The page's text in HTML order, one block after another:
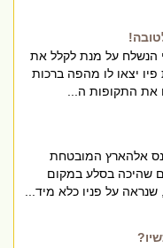
הנשלח על מנת לקלל את
יצאו לו מהפה ברכות
את התקופות ה...
אלהארץ המובטחת
שהיכה בסלע במקום
על פניו כלא מיד...